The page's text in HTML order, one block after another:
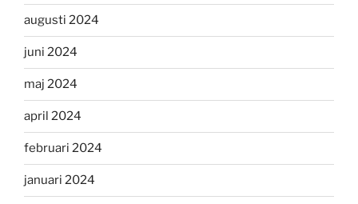
augusti 2024
juni 2024
maj 2024
april 2024
februari 2024
januari 2024